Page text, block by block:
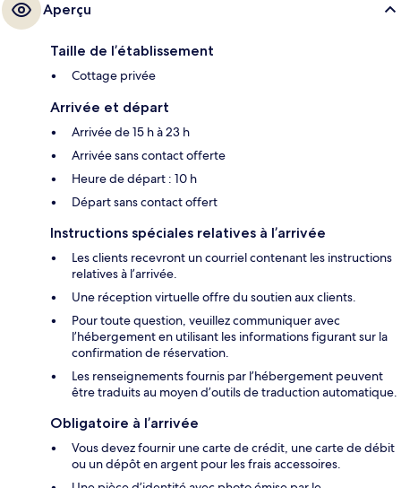
Aperçu
Taille de l’établissement
Cottage privée
Arrivée et départ
Arrivée de 15 h à 23 h
Arrivée sans contact offerte
Heure de départ : 10 h
Départ sans contact offert
Instructions spéciales relatives à l’arrivée
Les clients recevront un courriel contenant les instructions
relatives à l’arrivée.
Une réception virtuelle offre du soutien aux clients.
Pour toute question, veuillez communiquer avec
l’hébergement en utilisant les informations figurant sur la
confirmation de réservation.
Les renseignements fournis par l’hébergement peuvent
être traduits au moyen d’outils de traduction automatique.
Obligatoire à l’arrivée
Vous devez fournir une carte de crédit, une carte de débit
ou un dépôt en argent pour les frais accessoires.